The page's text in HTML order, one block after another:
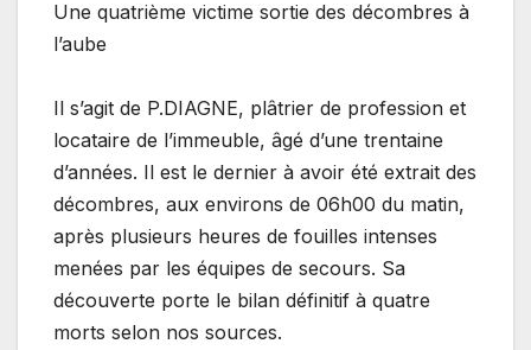
Une quatrième victime sortie des décombres à
l’aube
Il s’agit de P.DIAGNE, plâtrier de profession et
locataire de l’immeuble, âgé d’une trentaine
d’années. Il est le dernier à avoir été extrait des
décombres, aux environs de 06h00 du matin,
après plusieurs heures de fouilles intenses
menées par les équipes de secours. Sa
découverte porte le bilan définitif à quatre
morts selon nos sources.